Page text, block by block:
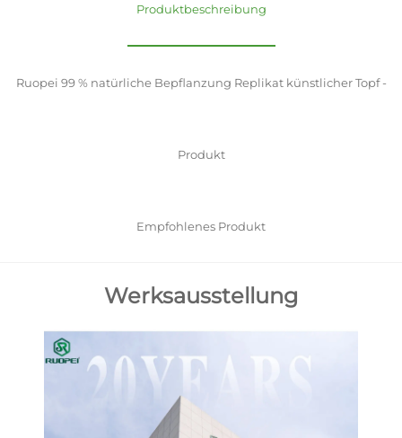
Produktbeschreibung
Ruopei 99 % natürliche Bepflanzung Replikat künstlicher Topf -
Produkt
Empfohlenes Produkt
Werksausstellung